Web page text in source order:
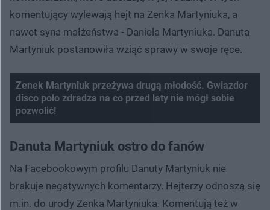
komentujący wylewają hejt na Zenka Martyniuka, a
nawet syna małżeństwa - Daniela Martyniuka. Danuta
Martyniuk postanowiła wziąć sprawy w swoje ręce.
Zenek Martyniuk przeżywa drugą młodość. Gwiazdor
disco polo zdradza na co przed laty nie mógł sobie
pozwolić!
Spróbuj ponownie
Danuta Martyniuk ostro do fanów
Na Facebookowym profilu Danuty Martyniuk nie
brakuje negatywnych komentarzy. Hejterzy odnoszą się
m.in. do urody Zenka Martyniuka. Komentują też w